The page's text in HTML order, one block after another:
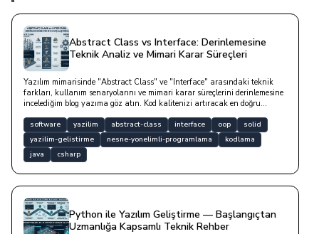
Abstract Class vs Interface: Derinlemesine
Teknik Analiz ve Mimari Karar Süreçleri
Yazılım mimarisinde "Abstract Class" ve "Interface" arasındaki teknik
farkları, kullanım senaryolarını ve mimari karar süreçlerini derinlemesine
incelediğim blog yazıma göz atın. Kod kalitenizi artıracak en doğru
software yazilim abstract-class interface oop
solid
yazilim-gelistirme
nesne-yonelimli-programlama
kodlama
java
csharp
Python ile Yazılım Geliştirme — Başlangıçtan
Uzmanlığa Kapsamlı Teknik Rehber